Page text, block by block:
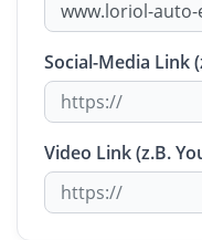
Social-Media Link
Video Link (z.B.